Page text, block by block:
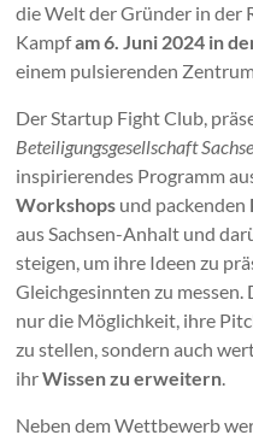
die Welt der Gründer in der
Kampfam 6. Juni 2024 in
einem pulsierenden
Der Startup Fight Club,
Beteiligungsgesellschaft
inspirierendes Programm
Workshops und packenden
aus Sachsen-Anhalt und
steigen, um ihre Ideen zu
Gleichgesinnten zu
nur die Möglichkeit, ihre
zu stellen, sondern auch
ihrWissen zu erweitern.
Neben dem Wettbewerb